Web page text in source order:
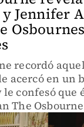
Jennifer
recordó
acercó en un
le confesó que
The
de dormir.